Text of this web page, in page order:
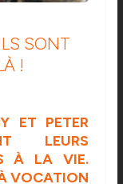
SONT
!
ET PETER
LEURS
À LA VIE.
VOCATION